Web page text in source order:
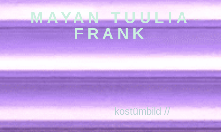
MAYAN TUULIA
FRANK
kostümbild //